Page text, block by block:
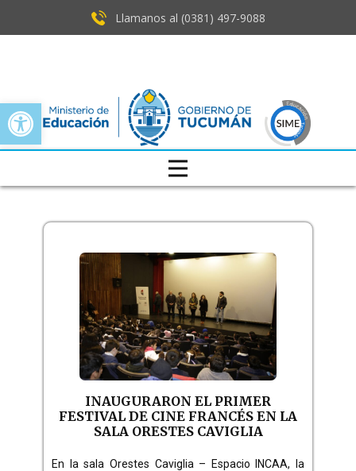
Open toolbar
Llamanos al (0381) ​497-9088
INAUGURARON EL PRIMER
FESTIVAL DE CINE FRANCÉS EN LA
SALA ORESTES CAVIGLIA
En la sala Orestes Caviglia – Espacio INCAA, la